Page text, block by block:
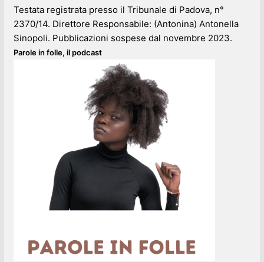
Testata registrata presso il Tribunale di Padova, n°
2370/14. Direttore Responsabile: (Antonina) Antonella
Sinopoli. Pubblicazioni sospese dal novembre 2023.
Parole in folle, il podcast